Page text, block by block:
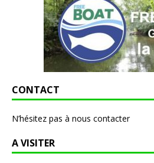
CONTACT
N’hésitez pas à nous contacter
A VISITER